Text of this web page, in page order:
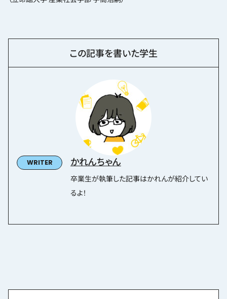
さっそくのぞいちゃいましょう！用意周到な性格が
この記事を書いた学生
かれんちゃん
卒業生が執筆した記事はかれんが紹介してい
るよ！